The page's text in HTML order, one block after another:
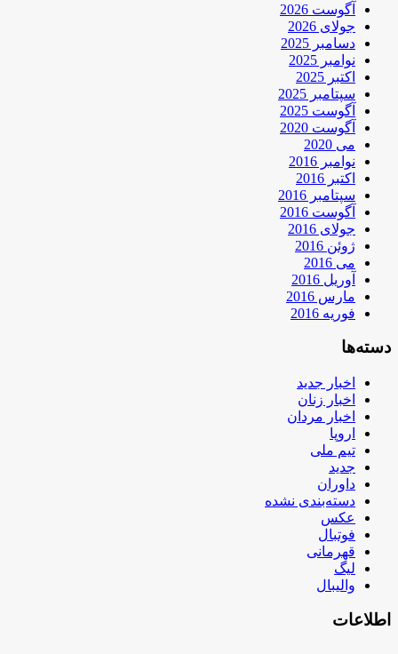
آگوست 2026
جولای 2026
دسامبر 2025
نوامبر 2025
اکتبر 2025
سپتامبر 2025
آگوست 2025
آگوست 2020
می 2020
نوامبر 2016
اکتبر 2016
سپتامبر 2016
آگوست 2016
جولای 2016
ژوئن 2016
می 2016
آوریل 2016
مارس 2016
فوریه 2016
دسته‌ها
اخبار جدید
اخبار زنان
اخبار مردان
اروپا
تیم ملی
جدید
داوران
دسته‌بندی نشده
عکس
فوتبال
قهرمانی
لیگ
والیبال
اطلاعات